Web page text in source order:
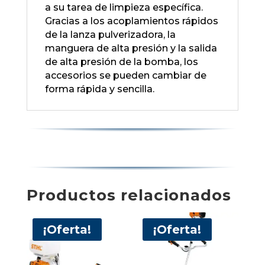
a su tarea de limpieza específica.
Gracias a los acoplamientos rápidos
de la lanza pulverizadora, la
manguera de alta presión y la salida
de alta presión de la bomba, los
accesorios se pueden cambiar de
forma rápida y sencilla.
Productos relacionados
¡Oferta! ¡Oferta!